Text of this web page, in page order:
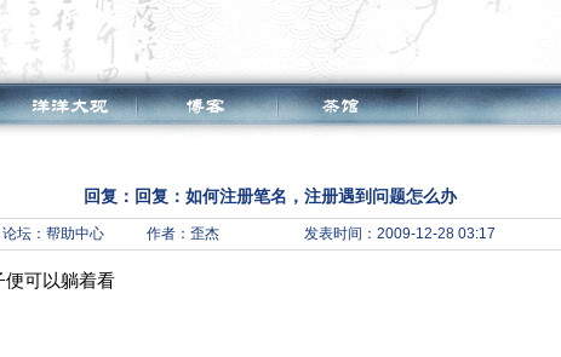
回复：回复：如何注册笔名，注册遇到问题怎么办
论坛： 帮助中心 作者：歪杰 发表时间：2009-12-28 03:17
便可以躺着看